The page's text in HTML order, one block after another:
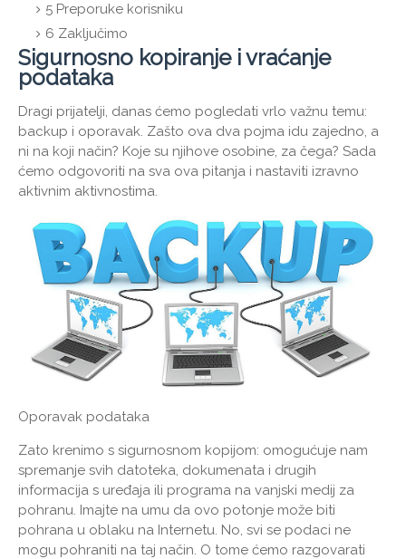
5 Preporuke korisniku
6 Zaključimo
Sigurnosno kopiranje i vraćanje
podataka
Dragi prijatelji, danas ćemo pogledati vrlo važnu temu:
backup i oporavak. Zašto ova dva pojma idu zajedno, a
ni na koji način? Koje su njihove osobine, za čega? Sada
ćemo odgovoriti na sva ova pitanja i nastaviti izravno
aktivnim aktivnostima.
Oporavak podataka
Zato krenimo s sigurnosnom kopijom: omogućuje nam
spremanje svih datoteka, dokumenata i drugih
informacija s uređaja ili programa na vanjski medij za
pohranu. Imajte na umu da ovo potonje može biti
pohrana u oblaku na Internetu. No, svi se podaci ne
mogu pohraniti na taj način. O tome ćemo razgovarati